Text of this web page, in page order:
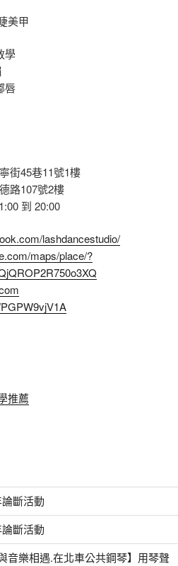
美甲
學
唇
街45巷11號1樓
路107號2樓
到 20:00
lashdancestudio/
maps/place/?
推薦
斷活動
斷活動
音樂相遇.在北車公共鋼琴】用琴聲